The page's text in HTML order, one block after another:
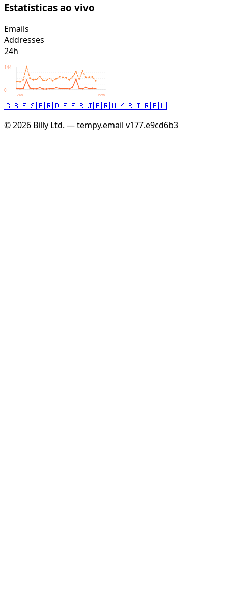
Estatísticas ao vivo
Emails
Addresses
24h
144
0
24h now
🇬🇧🇪🇸🇧🇷🇩🇪🇫🇷🇯🇵🇷🇺🇰🇷🇹🇷🇵🇱
© 2026 Billy Ltd. — tempy.email v177.e9cd6b3